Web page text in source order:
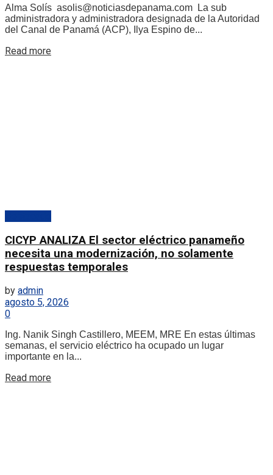
Alma Solís asolis@noticiasdepanama.com La sub
administradora y administradora designada de la Autoridad
del Canal de Panamá (ACP), Ilya Espino de...
Read more
CICYP ANALIZA El sector eléctrico panameño
necesita una modernización, no solamente
respuestas temporales
by admin
agosto 5, 2026
0
Ing. Nanik Singh Castillero, MEEM, MRE En estas últimas
semanas, el servicio eléctrico ha ocupado un lugar
importante en la...
Read more